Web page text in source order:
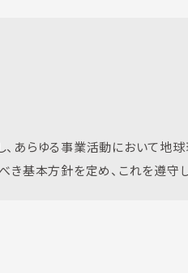
あらゆる事業活動において地
基本方針を定め、これを遵守し